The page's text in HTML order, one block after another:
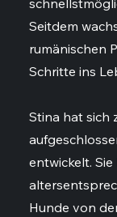
Seitdem
rumänischen
Schritte ins
Stina hat sich
entwickelt.
Hunde von